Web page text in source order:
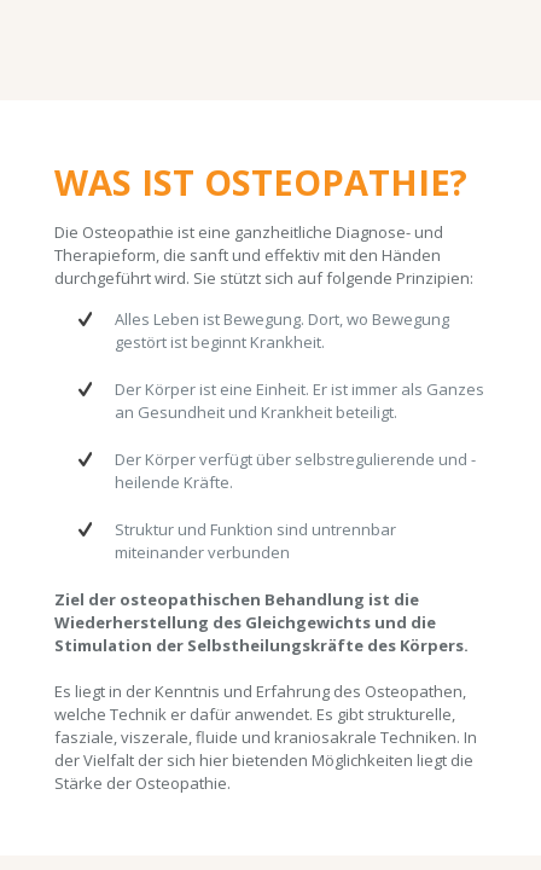
WAS IST OSTEOPATHIE?
Die Osteopathie ist eine ganzheitliche Diagnose- und
Therapieform, die sanft und effektiv mit den Händen
durchgeführt wird. Sie stützt sich auf folgende Prinzipien:
Alles Leben ist Bewegung. Dort, wo Bewegung
gestört ist beginnt Krankheit.
Der Körper ist eine Einheit. Er ist immer als Ganzes
an Gesundheit und Krankheit beteiligt.
Der Körper verfügt über selbstregulierende und -
heilende Kräfte.
Struktur und Funktion sind untrennbar
miteinander verbunden
Ziel der osteopathischen Behandlung ist die
Wiederherstellung des Gleichgewichts und die
Stimulation der Selbstheilungskräfte des Körpers.
Es liegt in der Kenntnis und Erfahrung des Osteopathen,
welche Technik er dafür anwendet. Es gibt strukturelle,
fasziale, viszerale, fluide und kraniosakrale Techniken. In
der Vielfalt der sich hier bietenden Möglichkeiten liegt die
Stärke der Osteopathie.